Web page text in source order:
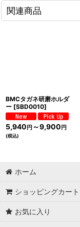
関連商品
BMCタガネ研磨ホルダ
ー [SBD0010]
5,940 円 ～9,900 円
(税込)
ホーム
ショッピングカート
お気に入り